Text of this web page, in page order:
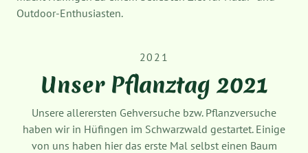
Outdoor-Enthusiasten.
2021
Unser Pflanztag 2021
Unsere allerersten Gehversuche bzw. Pflanzversuche
haben wir in Hüfingen im Schwarzwald gestartet. Einige
von uns haben hier das erste Mal selbst einen Baum